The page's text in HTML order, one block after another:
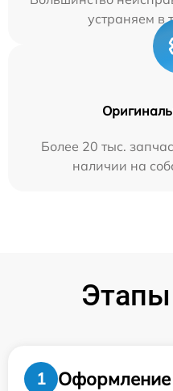
устраняем в
Более 20 тыс.
наличии на
1
Оформление